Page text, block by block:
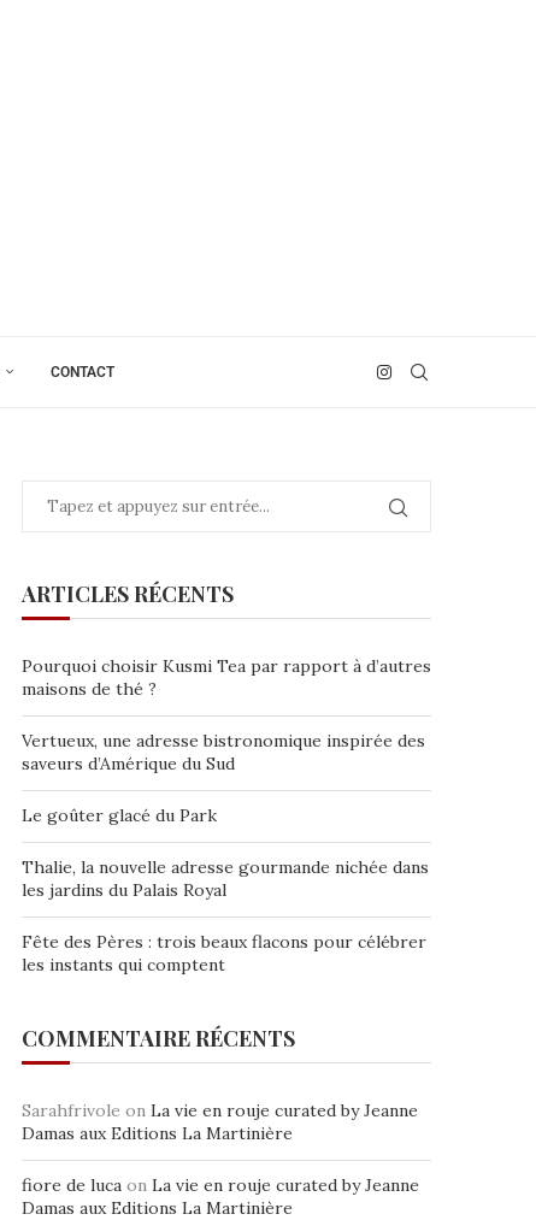
CONTACT
ARTICLES RÉCENTS
Pourquoi choisir Kusmi Tea par rapport à d’autres
maisons de thé ?
Vertueux, une adresse bistronomique inspirée des
saveurs d’Amérique du Sud
Le goûter glacé du Park
Thalie, la nouvelle adresse gourmande nichée dans
les jardins du Palais Royal
Fête des Pères : trois beaux flacons pour célébrer
les instants qui comptent
COMMENTAIRE RÉCENTS
Sarahfrivole on La vie en rouje curated by Jeanne
Damas aux Editions La Martinière
fiore de luca on La vie en rouje curated by Jeanne
Damas aux Editions La Martinière